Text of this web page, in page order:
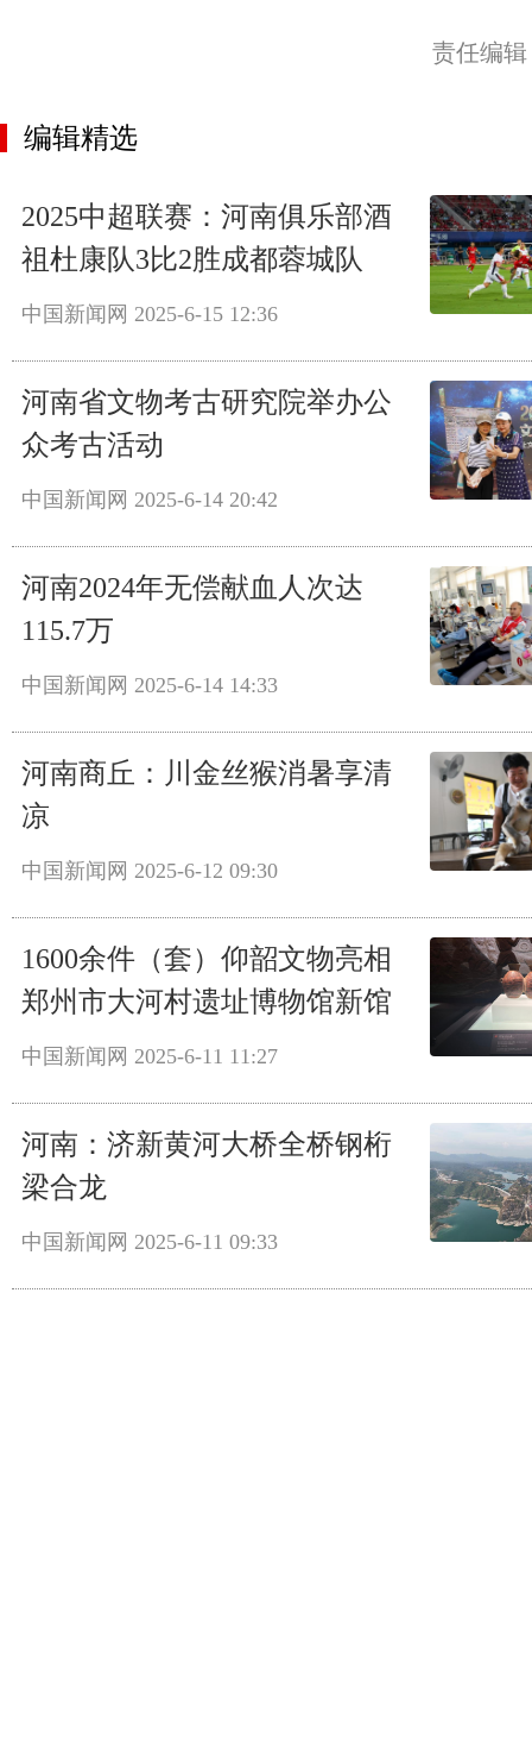
责任编
编辑精选
2025中超联赛：河南俱乐部酒
祖杜康队3比2胜成都蓉城队
中国新闻网 2025-6-15 12:36
河南省文物考古研究院举办公
众考古活动
中国新闻网 2025-6-14 20:42
河南2024年无偿献血人次达
115.7万
中国新闻网 2025-6-14 14:33
河南商丘：川金丝猴消暑享清
凉
中国新闻网 2025-6-12 09:30
1600余件（套）仰韶文物亮相
郑州市大河村遗址博物馆新馆
中国新闻网 2025-6-11 11:27
河南：济新黄河大桥全桥钢桁
梁合龙
中国新闻网 2025-6-11 09:33